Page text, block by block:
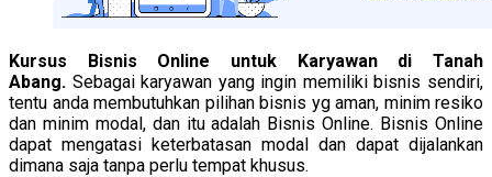
Kursus Bisnis Online untuk Karyawan di Tanah
Abang. Sebagai karyawan yang ingin memiliki bisnis sendiri,
tentu anda membutuhkan pilihan bisnis yg aman, minim resiko
dan minim modal, dan itu adalah Bisnis Online. Bisnis Online
dapat mengatasi keterbatasan modal dan dapat dijalankan
dimana saja tanpa perlu tempat khusus.